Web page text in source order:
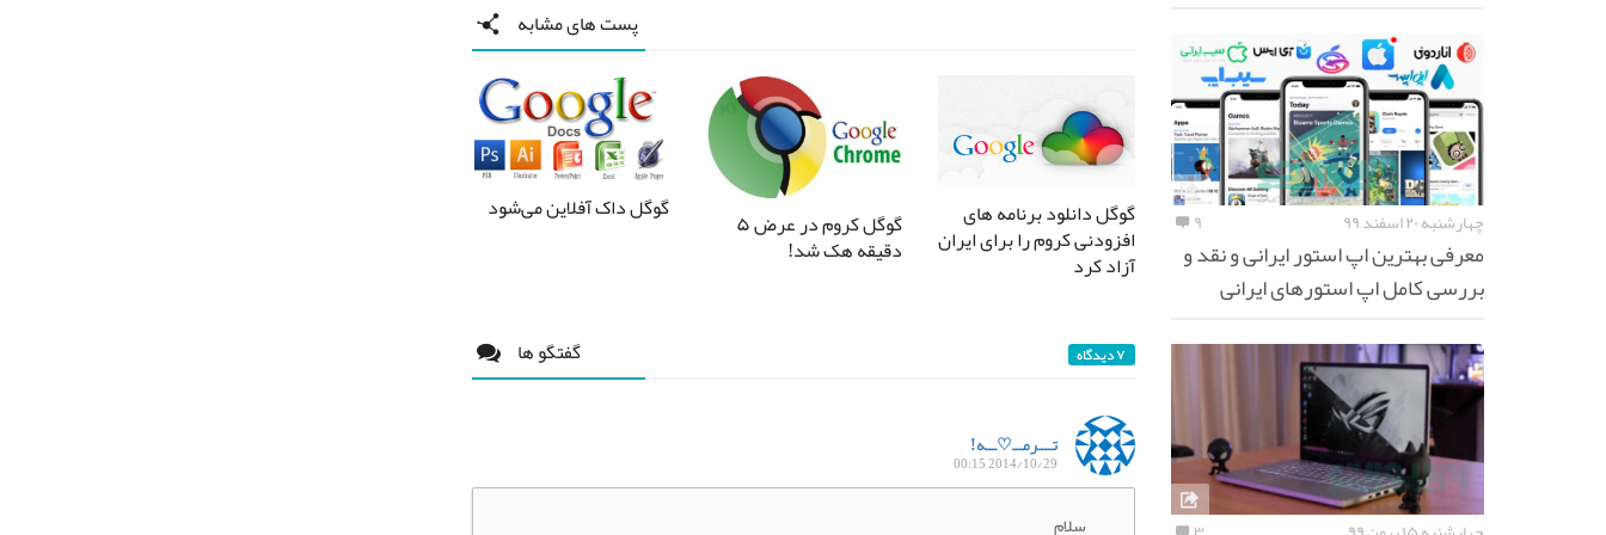
پست های مشابه
گوگل دانلود برنامه های
افزودنی کروم را برای ایران
آزاد کرد
گوگل کروم در عرض ۵
دقیقه هک شد!
گوگل داک آفلاین می‌شود
گفتگو ها ۷ دیدگاه
تــــرمـــ♡ـــه!
2014/10/29 00:15
سلام
چهارشنبه ۲۰ اسفند ۹۹ ۹
معرفی بهترین اپ استور ایرانی و نقد و
بررسی کامل اپ استورهای ایرانی